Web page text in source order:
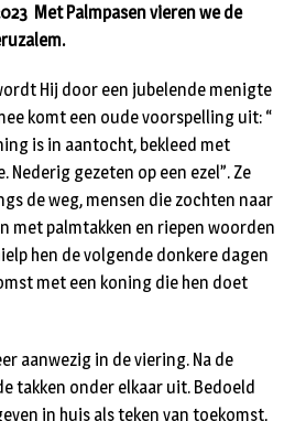
Met Palmpasen vieren we de
Hij door een jubelende menigte
komt een oude voorspelling uit: “
is in aantocht, bekleed met
Nederig gezeten op een ezel”. Ze
de weg, mensen die zochten naar
met palmtakken en riepen woorden
hen de volgende donkere dagen
met een koning die hen doet
aanwezig in de viering. Na de
takken onder elkaar uit. Bedoeld
in huis als teken van toekomst,